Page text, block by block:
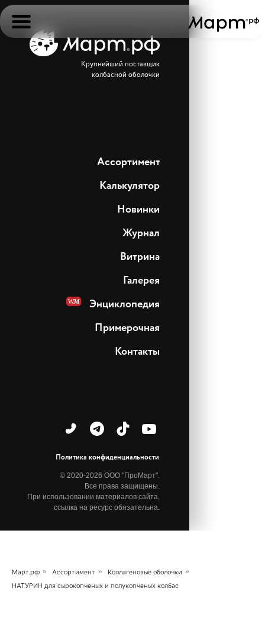
Ассортимент
Новинки
Журнал
Галерея
Витрина
Энциклопедия
Примерочная
Контакты
© 2020-2026 ООО "ПроМарт".
Все права защищены.
При использовании материалов сайта,
ссылка на ресурс обязательна.
Политика конфиденциальности
Крупнейший поставщик
колбасной оболочки
Калькулятор
Март.рф » Ассортимент » Коллагеновые оболочки »
НАТУРИН для сырокопченых и полукопченых колбас